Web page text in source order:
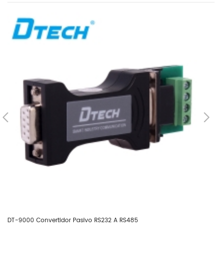
DT-9000 Convertidor Pasivo RS232 A RS485